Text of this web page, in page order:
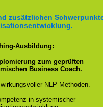
zusätzlichen
Ausbildung:
zum geprüften
Business Coach.
NLP-Methoden.
in systemischer